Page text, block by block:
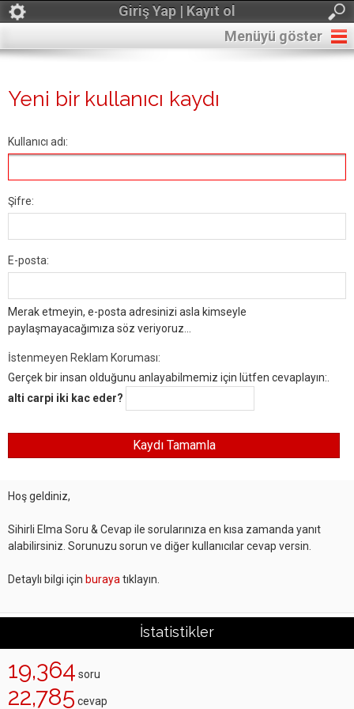
Giriş Yap | Kayıt ol
Menüyü göster
Yeni bir kullanıcı kaydı
Kullanıcı adı:
Şifre:
E-posta:
Merak etmeyin, e-posta adresinizi asla kimseyle
paylaşmayacağımıza söz veriyoruz...
İstenmeyen Reklam Koruması:
Gerçek bir insan olduğunu anlayabilmemiz için lütfen cevaplayın:.
alti carpi iki kac eder?
Hoş geldiniz,
Sihirli Elma Soru & Cevap ile sorularınıza en kısa zamanda yanıt
alabilirsiniz. Sorunuzu sorun ve diğer kullanıcılar cevap versin.
Detaylı bilgi için buraya tıklayın.
İstatistikler
19,364 soru
22,785 cevap